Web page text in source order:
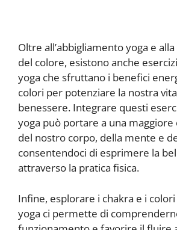
Oltre all’abbigliamento yoga e
del colore, esistono anche
yoga che sfruttano i benefici
colori per potenziare la nostra
benessere. Integrare questi
yoga può portare a una maggiore
del nostro corpo, della mente e
consentendoci di esprimere la
attraverso la pratica fisica.
Infine, esplorare i chakra e i
yoga ci permette di